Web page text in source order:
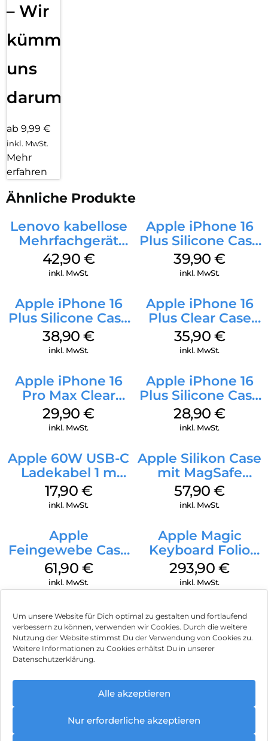
Um unsere Website für Dich optimal zu gestalten und fortlaufend
verbessern zu können, verwenden wir Cookies. Durch die weitere
Nutzung der Website stimmst Du der Verwendung von Cookies zu.
Weitere Informationen zu Cookies erhältst Du in unserer
Datenschutzerklärung.
Alle akzeptieren
Nur erforderliche akzeptieren
– Wir
kümmern
uns
darum!
ab 9,99 €
inkl. MwSt.
Mehr
erfahren
Ähnliche Produkte
Lenovo kabellose
Mehrfachgerät
Luna Grey
42,90 €
inkl. MwSt.
Apple iPhone 16
Plus Silicone Case
MagSafe Plum
39,90€
inkl. MwSt.
Apple iPhone 16
Plus Silicone Case
MagSafe Denim
38,90€
inkl. MwSt.
Apple iPhone 16
Plus Clear Case
MagSafe
Transparent
35,90 €
inkl. MwSt.
Apple iPhone 16
Pro Max Clear
Case MagSafe
Transparent
29,90€
inkl. MwSt.
Apple iPhone 16
Plus Silicone Case
MagSafe Black
28,90€
inkl. MwSt.
Apple 60W USB-C
Ladekabel 1 m
Weiß
17,90 €
inkl. MwSt.
Apple Silikon Case
mit MagSafe
iPhone 14 Pro
(PRODUCT)RED
57,90€
inkl. MwSt.
Apple
Feingewebe Case
iPhone 15 Pro
MagSafe Schwarz
61,90 €
inkl. MwSt.
Apple Magic
Keyboard Folio
iPad 10.9″ (10.Gen.)
Weiß
293,90€
inkl. MwSt.
Impressum
Hinweis zur Batterieentsorgung